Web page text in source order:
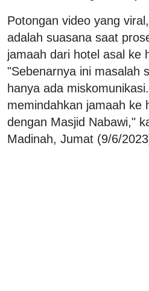
Potongan video yang
adalah suasana saat
jamaah dari hotel asal ke
"Sebenarnya ini masalah
hanya ada
memindahkan jamaah ke
dengan Masjid Nabawi,"
Madinah, Jumat (9/6/